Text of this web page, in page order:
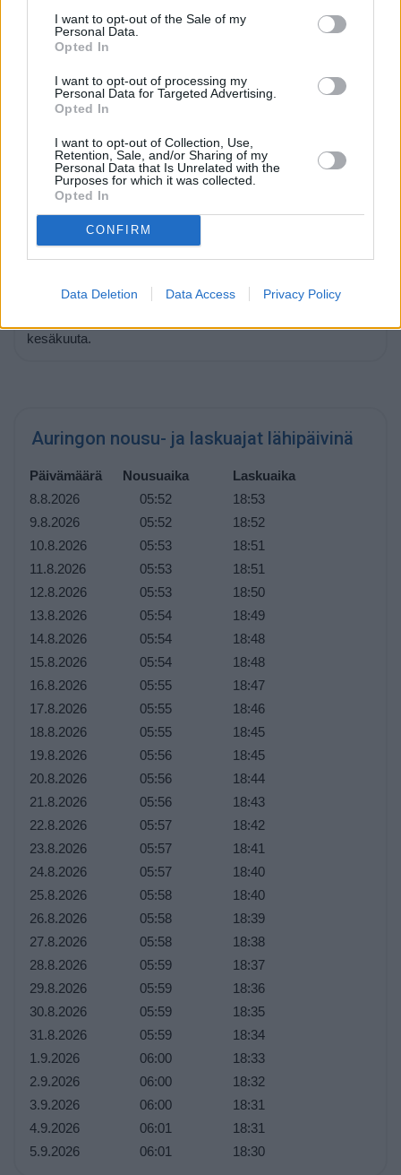
I want to opt-out of the Sale of my
Personal Data.
Opted In
I want to opt-out of processing my
Personal Data for Targeted Advertising.
Opted In
I want to opt-out of Collection, Use,
Retention, Sale, and/or Sharing of my
Personal Data that Is Unrelated with the
Purposes for which it was collected.
Opted In
CONFIRM
Data Deletion Data Access Privacy Policy
Kesä- ja talviaika
vuonna.
Päivän pituus
Päivän pituus Intian keskiosissa on tähän aikaan vuodesta
jatkuu aina 21. joulukuuta asti, joka on vuoden lyhin päivä.
kesäkuuta.
Auringon nousu- ja laskuajat lähipäivinä
Päivämäärä Nousuaika
Laskuaika
8.8.2026
05:52
18:53
9.8.2026
05:52
18:52
10.8.2026
05:53
18:51
11.8.2026
05:53
18:51
12.8.2026
05:53
18:50
13.8.2026
05:54
18:49
14.8.2026
05:54
18:48
15.8.2026
05:54
18:48
16.8.2026
05:55
18:47
17.8.2026
05:55
18:46
18.8.2026
05:55
18:45
19.8.2026
05:56
18:45
20.8.2026
05:56
18:44
21.8.2026
05:56
18:43
22.8.2026
05:57
18:42
23.8.2026
05:57
18:41
24.8.2026
05:57
18:40
25.8.2026
05:58
18:40
26.8.2026
05:58
18:39
27.8.2026
05:58
18:38
28.8.2026
05:59
18:37
29.8.2026
05:59
18:36
30.8.2026
05:59
18:35
31.8.2026
05:59
18:34
1.9.2026
06:00
18:33
2.9.2026
06:00
18:32
3.9.2026
06:00
18:31
4.9.2026
06:01
18:31
5.9.2026
06:01 18:30